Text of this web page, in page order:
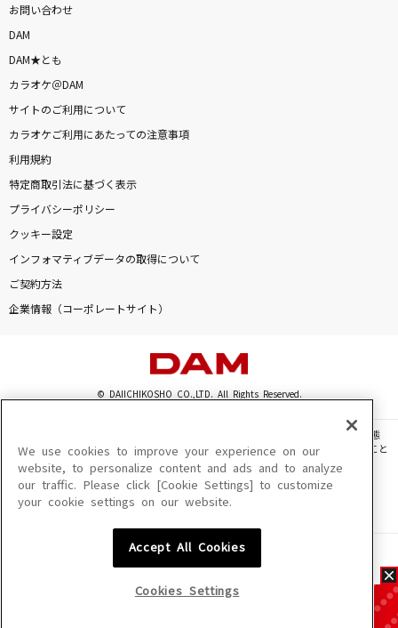
お問い合わせ
DAM
DAM★とも
カラオケ＠DAM
サイトのご利用について
カラオケご利用にあたっての注意事項
利用規約
特定商取引法に基づく表示
プライバシーポリシー
クッキー設定
インフォマティブデータの取得について
ご契約方法
企業情報（コーポレートサイト）
© DAIICHIKOSHO CO.,LTD. All Rights Reserved.
このサイトに掲載されている一切の文章・画像・写真・動画・音声等を、手段や形態
を問わず、著作権法の定める範囲を超えて無断で複製、転載、ファイル化などすること
を禁じます。
楽曲及びコンテンツは、機種によりご利用いただけない場合があります。
楽曲及びコンテンツの配信日、配信内容が変更になる場合があります。
We use cookies to improve your experience on our
website, to personalize content and ads and to analyze
our traffic. Please click [Cookie Settings] to customize
your cookie settings on our website.
Accept All Cookies
Cookies Settings